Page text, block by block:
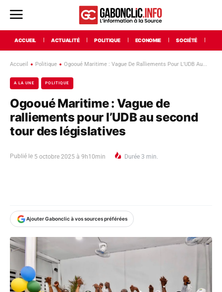
ACCUEIL ACTUALITÉ POLITIQUE ECONOMIE SOCIÉTÉ
Accueil Politique Ogooué Maritime : Vague De Ralliements Pour L'UDB Au...
A LA UNE POLITIQUE
Ogooué Maritime : Vague de
ralliements pour l’UDB au second
tour des législatives
Publié le 5 octobre 2025 à 9h10min Durée 3 min.
Ajouter Gabonclic à vos sources préférées